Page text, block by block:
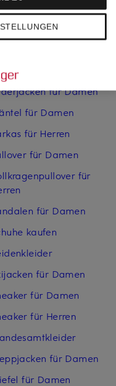
Ballkleider
für Damen
für Damen
für Herren
für Damen
für
für Damen
kaufen
für Damen
für Damen
für Herren
für Damen
für Damen